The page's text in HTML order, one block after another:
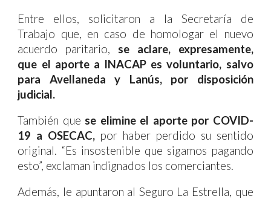
Entre ellos, solicitaron a la Secretaría de
Trabajo que, en caso de homologar el nuevo
acuerdo paritario, se aclare, expresamente,
que el aporte a INACAP es voluntario, salvo
para Avellaneda y Lanús, por disposición
judicial.
También que se elimine el aporte por COVID-
19 a OSECAC, por haber perdido su sentido
original. “Es insostenible que sigamos pagando
esto”, exclaman indignados los comerciantes.
Además, le apuntaron al Seguro La Estrella, que